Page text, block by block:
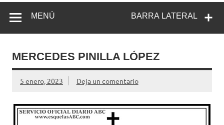
BARRA LATERAL
MENÚ
MERCEDES PINILLA LÓPEZ
5 enero, 2023 Deja un comentario